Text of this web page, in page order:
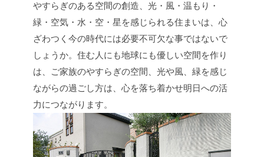
やすらぎのある空間の創造、光・風・温もり・
緑・空気・水・空・星を感じられる住まいは、心
ざわつく今の時代には必要不可欠な事ではないで
しょうか。住む人にも地球にも優しい空間を作り
は、ご家族のやすらぎの空間、光や風、緑を感じ
ながらの過ごし方は、心を落ち着かせ明日への活
力につながります。